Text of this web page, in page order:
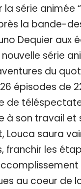
la série animée
la bande-
Dequier aux
série
du
épisodes de
de
à son travail et
Louca saura
franchir les
au coeur de